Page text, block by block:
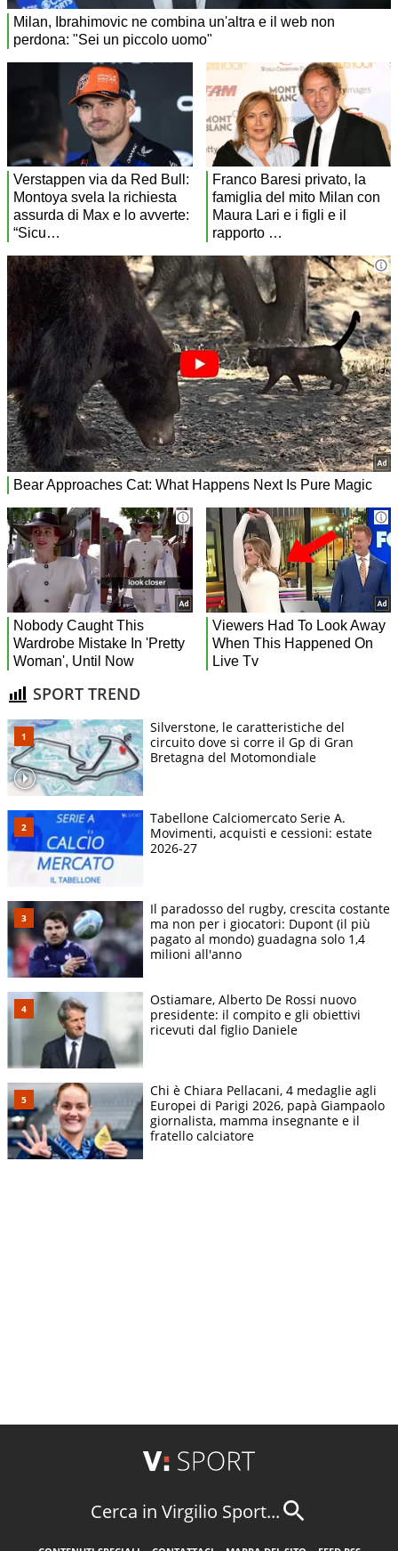
SPORT TREND
Silverstone, le caratteristiche del
circuito dove si corre il Gp di Gran
Bretagna del Motomondiale
Tabellone Calciomercato Serie A.
Movimenti, acquisti e cessioni: estate
2026-27
Il paradosso del rugby, crescita costante
ma non per i giocatori: Dupont (il più
pagato al mondo) guadagna solo 1,4
milioni all'anno
Ostiamare, Alberto De Rossi nuovo
presidente: il compito e gli obiettivi
ricevuti dal figlio Daniele
Chi è Chiara Pellacani, 4 medaglie agli
Europei di Parigi 2026, papà Giampaolo
giornalista, mamma insegnante e il
fratello calciatore
Cerca in Virgilio Sport...